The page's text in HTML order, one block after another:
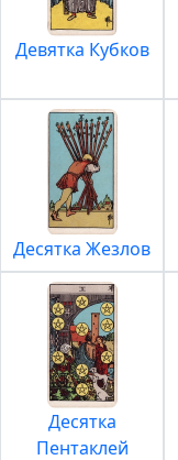
Девятка Кубков
Десятка Жезлов
Десятка
Пентаклей